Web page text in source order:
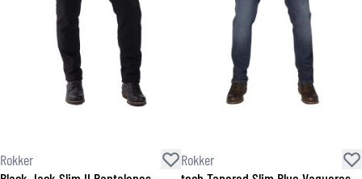
Rokker
Rokker